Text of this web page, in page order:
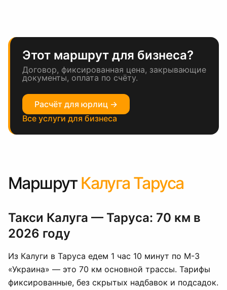
Этот маршрут для бизнеса?
Договор, фиксированная цена, закрывающие
документы, оплата по счёту.
Расчёт для юрлиц →
Все услуги для бизнеса
Маршрут Калуга Таруса
Такси Калуга — Таруса: 70 км в
2026 году
Из Калуги в Таруса едем 1 час 10 минут по М-3
«Украина» — это 70 км основной трассы. Тарифы
фиксированные, без скрытых надбавок и подсадок.